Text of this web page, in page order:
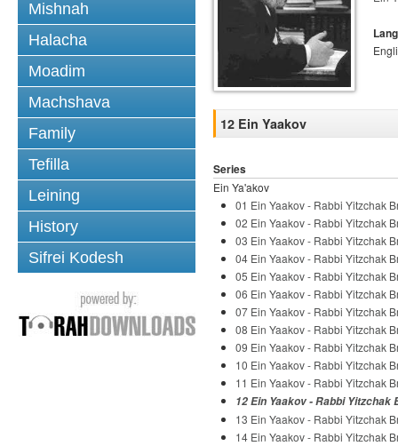
Mishnah
Halacha
Moadim
Machshava
Family
Tefilla
Leining
History
Sifrei Kodesh
12 Ein Yaakov
Series
Ein Ya'akov
01 Ein Yaakov - Rabbi Yitzchak
02 Ein Yaakov - Rabbi Yitzchak
03 Ein Yaakov - Rabbi Yitzchak
04 Ein Yaakov - Rabbi Yitzchak
05 Ein Yaakov - Rabbi Yitzchak
06 Ein Yaakov - Rabbi Yitzchak
07 Ein Yaakov - Rabbi Yitzchak
08 Ein Yaakov - Rabbi Yitzchak
09 Ein Yaakov - Rabbi Yitzchak
10 Ein Yaakov - Rabbi Yitzchak
11 Ein Yaakov - Rabbi Yitzchak
12 Ein Yaakov - Rabbi Yitzchak
13 Ein Yaakov - Rabbi Yitzchak
14 Ein Yaakov - Rabbi Yitzchak